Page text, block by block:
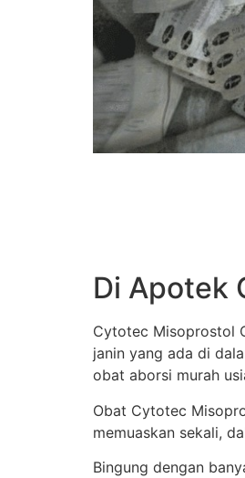
Di Apotek
Cytotec Misoprostol
janin yang ada di
obat aborsi murah
Obat Cytotec
memuaskan sekali,
Bingung dengan